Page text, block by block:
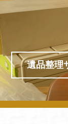
遺品整理